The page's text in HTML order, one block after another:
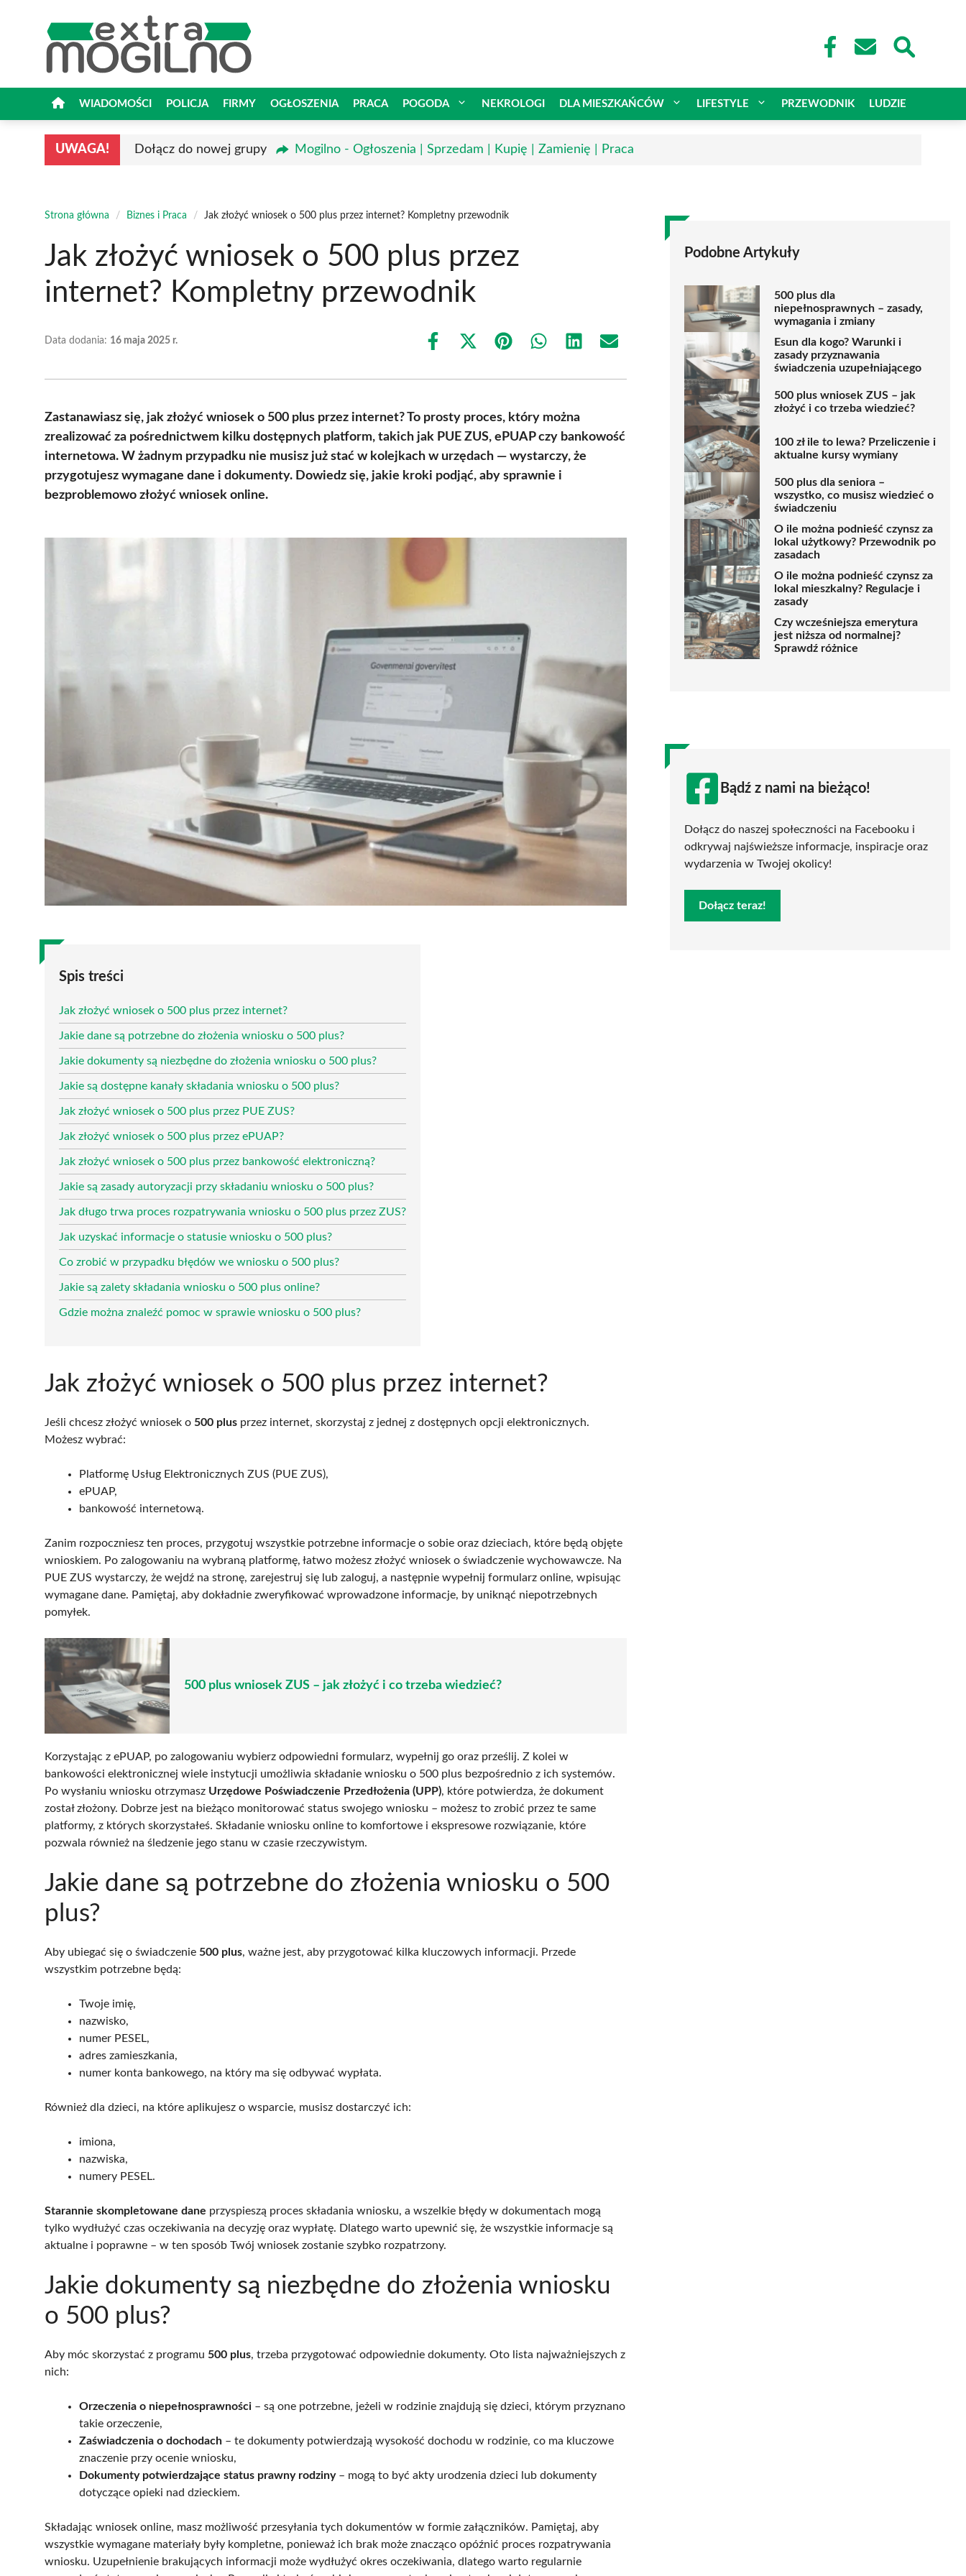
WIADOMOŚCI POLICJA FIRMY OGŁOSZENIA PRACA POGODA NEKROLOGI DLA MIESZKAŃCÓW LIFESTYLE PRZEWODNIK LUDZIE
UWAGA! Dołącz do nowej grupy Mogilno - Ogłoszenia | Sprzedam | Kupię | Zamienię | Praca
Strona główna / Biznes i Praca / Jak złożyć wniosek o 500 plus przez internet? Kompletny przewodnik
Jak złożyć wniosek o 500 plus przez
internet? Kompletny przewodnik
Data dodania: 16 maja 2025 r.
Share
Share
(Twitter)
Share Share Share Share
Zastanawiasz się, jak złożyć wniosek o 500 plus przez internet? To prosty proces, który można
zrealizować za pośrednictwem kilku dostępnych platform, takich jak PUE ZUS, ePUAP czy bankowość
internetowa. W żadnym przypadku nie musisz już stać w kolejkach w urzędach — wystarczy, że
przygotujesz wymagane dane i dokumenty. Dowiedz się, jakie kroki podjąć, aby sprawnie i
bezproblemowo złożyć wniosek online.
Spis treści
Jak złożyć wniosek o 500 plus przez internet?
Jakie dane są potrzebne do złożenia wniosku o 500 plus?
Jakie dokumenty są niezbędne do złożenia wniosku o 500 plus?
Jakie są dostępne kanały składania wniosku o 500 plus?
Jak złożyć wniosek o 500 plus przez PUE ZUS?
Jak złożyć wniosek o 500 plus przez ePUAP?
Jak złożyć wniosek o 500 plus przez bankowość elektroniczną?
Jakie są zasady autoryzacji przy składaniu wniosku o 500 plus?
Jak długo trwa proces rozpatrywania wniosku o 500 plus przez ZUS?
Jak uzyskać informacje o statusie wniosku o 500 plus?
Co zrobić w przypadku błędów we wniosku o 500 plus?
Jakie są zalety składania wniosku o 500 plus online?
Gdzie można znaleźć pomoc w sprawie wniosku o 500 plus?
Jak złożyć wniosek o 500 plus przez internet?
Jeśli chcesz złożyć wniosek o 500 plus przez internet, skorzystaj z jednej z dostępnych opcji elektronicznych.
Możesz wybrać:
Platformę Usług Elektronicznych ZUS (PUE ZUS),
ePUAP,
bankowość internetową.
Zanim rozpoczniesz ten proces, przygotuj wszystkie potrzebne informacje o sobie oraz dzieciach, które będą objęte
wnioskiem. Po zalogowaniu na wybraną platformę, łatwo możesz złożyć wniosek o świadczenie wychowawcze. Na
PUE ZUS wystarczy, że wejdź na stronę, zarejestruj się lub zaloguj, a następnie wypełnij formularz online, wpisując
wymagane dane. Pamiętaj, aby dokładnie zweryfikować wprowadzone informacje, by uniknąć niepotrzebnych
pomyłek.
500 plus wniosek ZUS – jak złożyć i co trzeba wiedzieć?
Korzystając z ePUAP, po zalogowaniu wybierz odpowiedni formularz, wypełnij go oraz prześlij. Z kolei w
bankowości elektronicznej wiele instytucji umożliwia składanie wniosku o 500 plus bezpośrednio z ich systemów.
Po wysłaniu wniosku otrzymasz Urzędowe Poświadczenie Przedłożenia (UPP), które potwierdza, że dokument
został złożony. Dobrze jest na bieżąco monitorować status swojego wniosku – możesz to zrobić przez te same
platformy, z których skorzystałeś. Składanie wniosku online to komfortowe i ekspresowe rozwiązanie, które
pozwala również na śledzenie jego stanu w czasie rzeczywistym.
Jakie dane są potrzebne do złożenia wniosku o 500
plus?
Aby ubiegać się o świadczenie 500 plus, ważne jest, aby przygotować kilka kluczowych informacji. Przede
wszystkim potrzebne będą:
Twoje imię,
nazwisko,
numer PESEL,
adres zamieszkania,
numer konta bankowego, na który ma się odbywać wypłata.
Również dla dzieci, na które aplikujesz o wsparcie, musisz dostarczyć ich:
imiona,
nazwiska,
numery PESEL.
Starannie skompletowane dane przyspieszą proces składania wniosku, a wszelkie błędy w dokumentach mogą
tylko wydłużyć czas oczekiwania na decyzję oraz wypłatę. Dlatego warto upewnić się, że wszystkie informacje są
aktualne i poprawne – w ten sposób Twój wniosek zostanie szybko rozpatrzony.
Jakie dokumenty są niezbędne do złożenia wniosku
o 500 plus?
Aby móc skorzystać z programu 500 plus, trzeba przygotować odpowiednie dokumenty. Oto lista najważniejszych z
nich:
Orzeczenia o niepełnosprawności – są one potrzebne, jeżeli w rodzinie znajdują się dzieci, którym przyznano
takie orzeczenie,
Zaświadczenia o dochodach – te dokumenty potwierdzają wysokość dochodu w rodzinie, co ma kluczowe
znaczenie przy ocenie wniosku,
Dokumenty potwierdzające status prawny rodziny– mogą to być akty urodzenia dzieci lub dokumenty
dotyczące opieki nad dzieckiem.
Składając wniosek online, masz możliwość przesyłania tych dokumentów w formie załączników. Pamiętaj, aby
wszystkie wymagane materiały były kompletne, ponieważ ich brak może znacząco opóźnić proces rozpatrywania
wniosku. Uzupełnienie brakujących informacji może wydłużyć okres oczekiwania, dlatego warto regularnie
Podobne Artykuły
500 plus dla
niepełnosprawnych – zasady,
wymagania i zmiany
Esun dla kogo? Warunki i
zasady przyznawania
świadczenia uzupełniającego
500 plus wniosek ZUS – jak
złożyć i co trzeba wiedzieć?
100 zł ile to lewa? Przeliczenie i
aktualne kursy wymiany
500 plus dla seniora –
wszystko, co musisz wiedzieć o
świadczeniu
O ile można podnieść czynsz za
lokal użytkowy? Przewodnik po
zasadach
O ile można podnieść czynsz za
lokal mieszkalny? Regulacje i
zasady
Czy wcześniejsza emerytura
jest niższa od normalnej?
Sprawdź różnice
Bądź z nami na bieżąco!
Dołącz do naszej społeczności na Facebooku i
odkrywaj najświeższe informacje, inspiracje oraz
wydarzenia w Twojej okolicy!
Dołącz teraz!